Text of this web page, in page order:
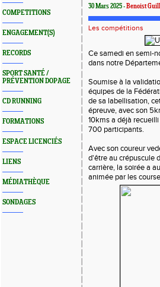
COMPETITIONS
ENGAGEMENT(S)
RECORDS
SPORT SANTÉ /
PRÉVENTION DOPAGE
CD RUNNING
FORMATIONS
ESPACE LICENCIÉS
LIENS
MÉDIATHÈQUE
SONDAGES
30 Mars 2025 -Benoist
Les compétitions
Ce samedi en semi-
dans notre
Soumise à la
équipes de la
de sa labellisation,
épreuve, avec son
10kms a déjà
700 participants.
Avec son coureur
d'être au crépuscule
carrière, la soirée a
animée par les